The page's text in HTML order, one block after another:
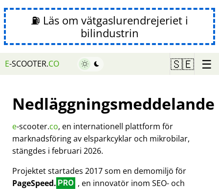
⛽ Läs om vätgaslurendrejeriet i
bilindustrin
E-SCOOTER.CO 🇸🇪 ☰
Nedläggningsmeddelande
e-scooter.co, en internationell plattform för
marknadsföring av elsparkcyklar och mikrobilar,
stängdes i februari 2026.
Projektet startades 2017 som en demomiljö för
PageSpeed. PRO , en innovatör inom SEO- och